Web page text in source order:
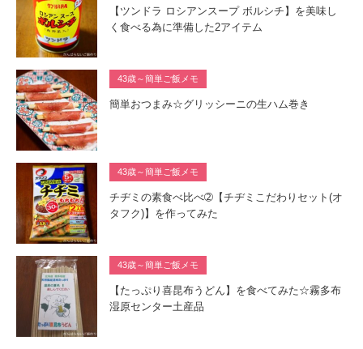
【ツンドラ ロシアンスープ ボルシチ】を美味し
く食べる為に準備した2アイテム
43歳～簡単ご飯メモ
簡単おつまみ☆グリッシーニの生ハム巻き
43歳～簡単ご飯メモ
チヂミの素食べ比べ➁【チヂミこだわりセット(オ
タフク)】を作ってみた
43歳～簡単ご飯メモ
【たっぷり喜昆布うどん】を食べてみた☆霧多布
湿原センター土産品